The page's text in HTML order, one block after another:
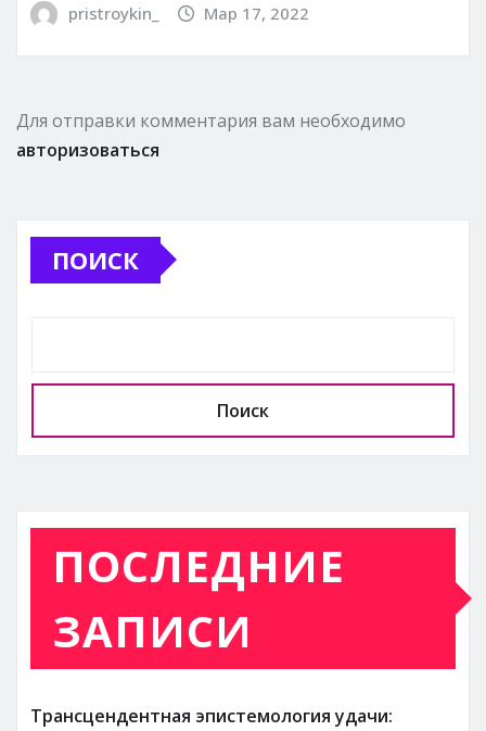
pristroykin_ Мар 17, 2022
Для отправки комментария вам необходимо
авторизоваться
ПОИСК
Поиск
ПОСЛЕДНИЕ
ЗАПИСИ
Трансцендентная эпистемология удачи: